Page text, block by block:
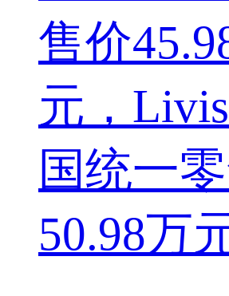
售价
元，
国统一
50.98万